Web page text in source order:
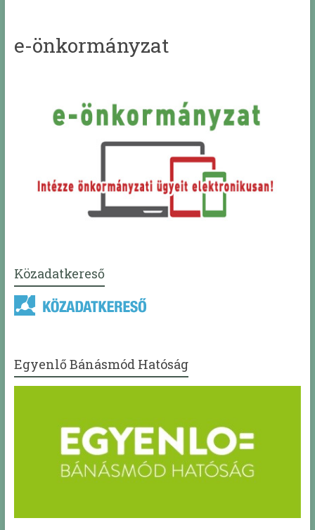
e-önkormányzat
Közadatkereső
Egyenlő Bánásmód Hatóság